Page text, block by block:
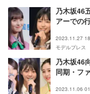
乃木坂46
アーでの
2023.11.27
モデルプレス
乃木坂46
同期・フ
2023.11.06